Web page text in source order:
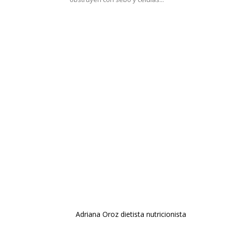
Adriana Oroz dietista nutricionista